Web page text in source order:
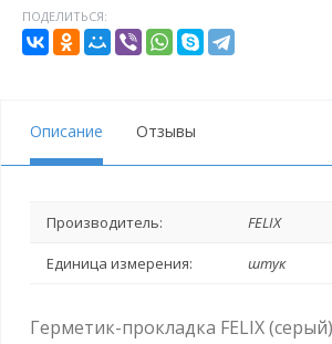
ПОДЕЛИТЬСЯ:
Описание Отзывы
Производитель: FELIX
Единица измерения: штук
Герметик-прокладка FELIX